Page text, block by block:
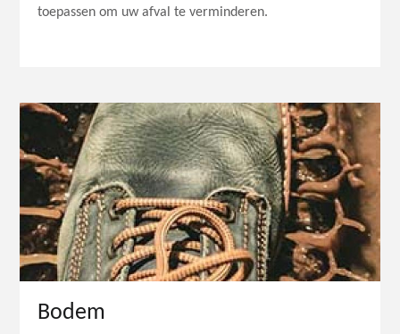
toepassen om uw afval te verminderen.
Bodem